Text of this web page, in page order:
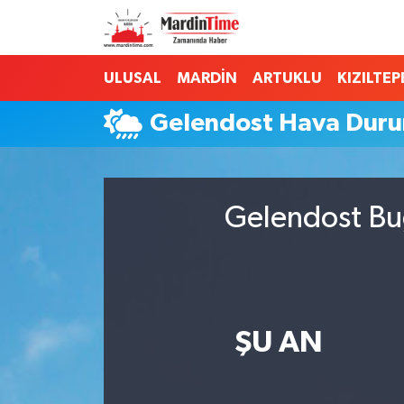
ULUSAL MARDİN ARTUKLU
Gelendost Hava
Gelendost
ŞU AN
Mardin Nöbetçi Eczaneler
Mardin Hava Durumu
Mardin Trafik Yoğunluk Haritası